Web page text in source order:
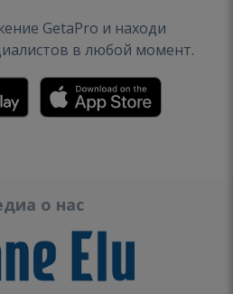
GetaPro и находи
в любой момент.
о нас